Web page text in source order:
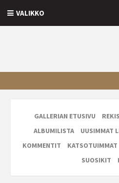
VALIKKO
GALLERIAN ETUSIVU
ALBUMILISTA
UUSIMMAT
KOMMENTIT
KATSOTUIMMAT
SUOSIKIT